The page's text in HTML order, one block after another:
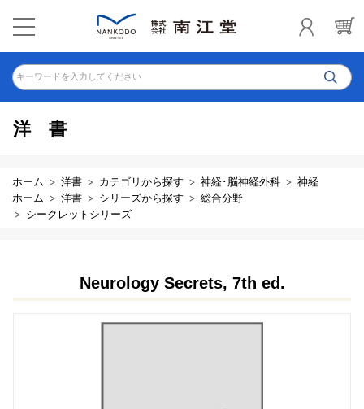
キーワードを入力してください
洋書
ホーム 洋書 カテゴリから探す 神経･脳神経外科
神経
ホーム
洋書 シリーズから探す
総合分野
シークレットシリーズ
Neurology Secrets, 7th ed.